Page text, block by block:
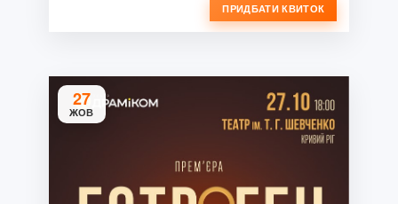
ПРИДБАТИ КВИТОК
27
ЖОВ